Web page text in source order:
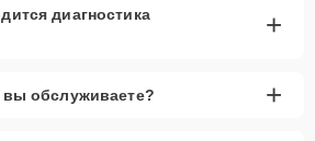
диагностика
+
вы обслуживаете? +